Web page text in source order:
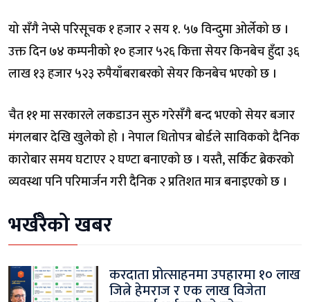
यो सँगै नेप्से परिसूचक १ हजार २ सय १. ५७ विन्दुमा ओर्लेको छ ।
उक्त दिन ७४ कम्पनीको १० हजार ५२६ कित्ता सेयर किनबेच हुँदा ३६
लाख १३ हजार ५२३ रुपैयाँबराबरको सेयर किनबेच भएको छ ।
चैत ११ मा सरकारले लकडाउन सुरु गरेसँगै बन्द भएको सेयर बजार
मंगलबार देखि खुलेको हो । नेपाल धितोपत्र बोर्डले साविकको दैनिक
कारोबार समय घटाएर २ घण्टा बनाएको छ । यस्तै, सर्किट ब्रेकरको
व्यवस्था पनि परिमार्जन गरी दैनिक २ प्रतिशत मात्र बनाइएको छ ।
भर्खरैको खबर
करदाता प्रोत्साहनमा उपहारमा १० लाख
जित्ने हेमराज र एक लाख विजेता